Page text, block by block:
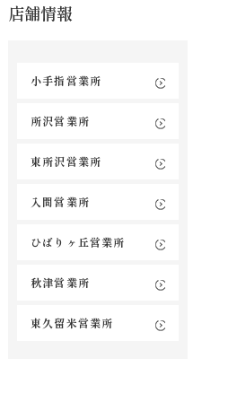
店舗情報
小手指営業所
所沢営業所
東所沢営業所
入間営業所
ひばりヶ丘営業所
秋津営業所
東久留米営業所